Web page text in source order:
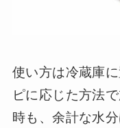
使い方は冷蔵庫
ピに応じた方法
時も、余計な水